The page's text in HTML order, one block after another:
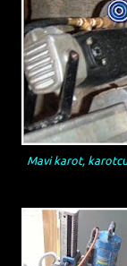
Mavi karot,